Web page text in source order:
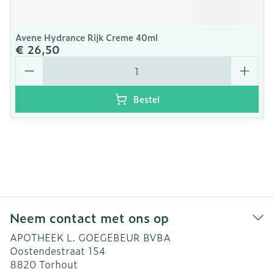
Avene Hydrance Rijk Creme 40ml
€ 26,50
Aantal
Bestel
Neem contact met ons op
APOTHEEK L. GOEGEBEUR BVBA
Oostendestraat 154
8820 Torhout